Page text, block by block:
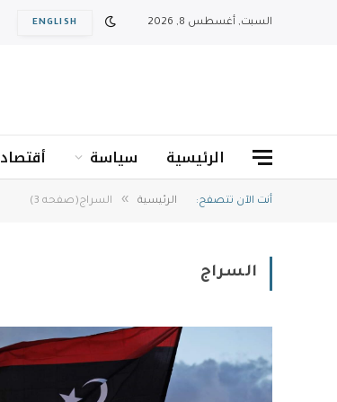
السبت, أغسطس 8, 2026 ENGLISH
الرئيسية سياسة أقتصاد
أنت الآن تتصفح: الرئيسية » السراج(صفحه 3)
السراج